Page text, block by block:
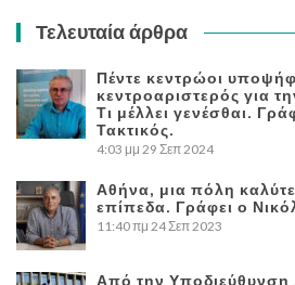
Τελευταία άρθρα
Πέντε κεντρώοι
κεντροαριστερός για
Τι μέλλει γενέσθαι.
Τακτικός.
4:03 μμ 29 Σεπ 2024
Αθήνα, μια πόλη
επίπεδα. Γράφει ο
11:40 πμ 24 Σεπ 2023
Από την